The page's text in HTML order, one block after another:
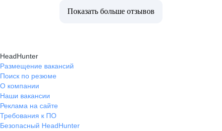
Показать больше отзывов
HeadHunter
Размещение вакансий
Поиск по резюме
О компании
Наши вакансии
Реклама на сайте
Требования к ПО
Безопасный HeadHunter